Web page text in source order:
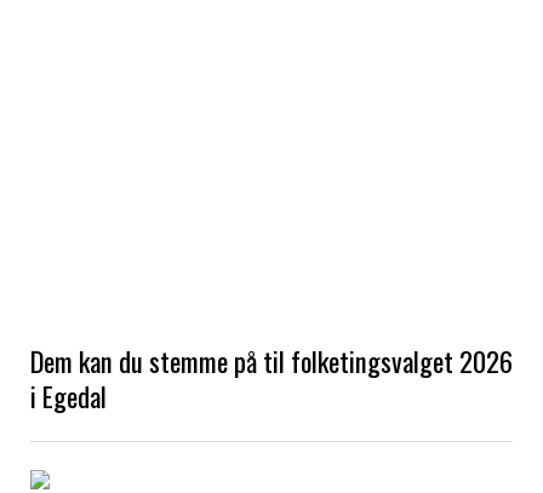
Dem kan du stemme på til folketingsvalget 2026
i Egedal